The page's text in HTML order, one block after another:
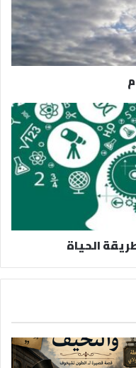
الحياة